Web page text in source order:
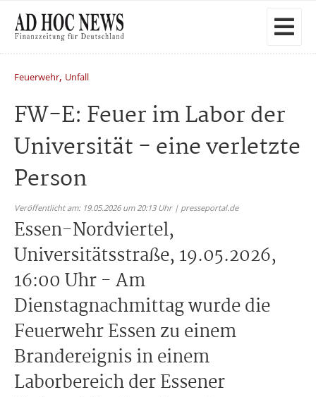
Feuerwehr, Unfall
FW-E: Feuer im Labor der
Universität - eine verletzte
Person
Veröffentlicht am: 19.05.2026 um 20:13 Uhr | presseportal.de
Essen-Nordviertel,
Universitätsstraße, 19.05.2026,
16:00 Uhr - Am
Dienstagnachmittag wurde die
Feuerwehr Essen zu einem
Brandereignis in einem
Laborbereich der Essener